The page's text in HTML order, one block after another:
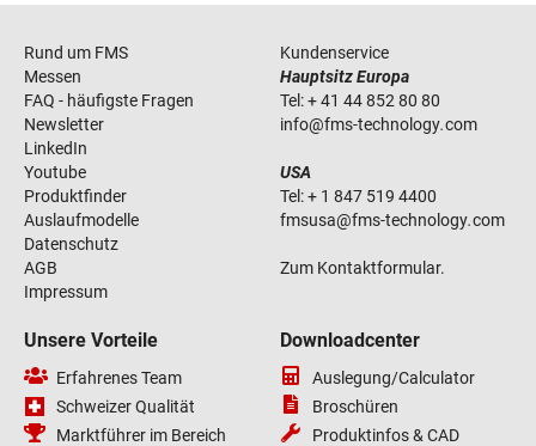
Rund um FMS
Messen
FAQ - häufigste Fragen
Newsletter
LinkedIn
Youtube
Produktfinder
Auslaufmodelle
Datenschutz
AGB
Impressum
Kundenservice
Hauptsitz Europa
Tel:+ 41 44 852 80 80
info@fms-technology.com
USA
Tel:+ 1 847 519 4400
fmsusa@fms-technology.com
Zum Kontaktformular.
Unsere Vorteile
Erfahrenes Team
Schweizer Qualität
Marktführer im Bereich
Downloadcenter
Auslegung/Calculator
Broschüren
Produktinfos & CAD